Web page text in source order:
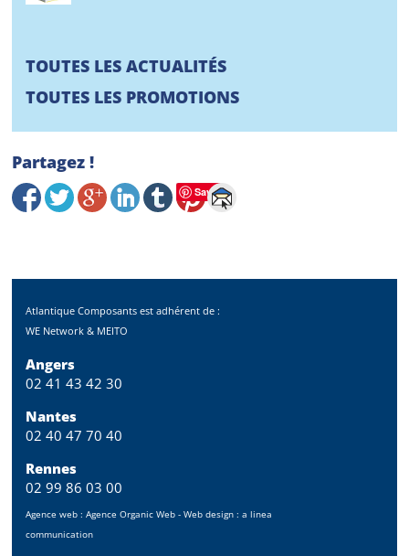
TOUTES LES ACTUALITÉS
TOUTES LES PROMOTIONS
Partagez !
Save
Atlantique Composants est adhérent de :
WE Network & MEITO
Angers
02 41 43 42 30
Nantes
02 40 47 70 40
Rennes
02 99 86 03 00
Agence web :Agence Organic Web - Web design :a linea
communication